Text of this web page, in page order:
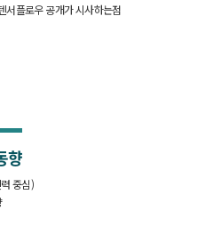
서플로우 공개가 시사하는점
향
중심)